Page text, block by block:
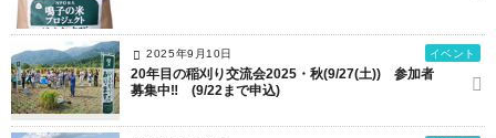
2025年9月10日 イベント
20年目の稲刈り交流会2025・秋(9/27(土)) 参加者
募集中‼ (9/22まで申込)